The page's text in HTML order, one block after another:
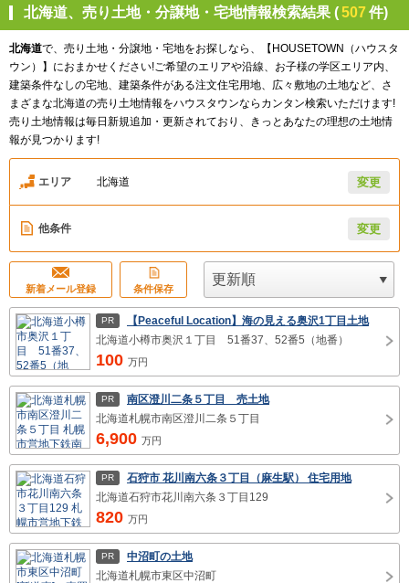
北海道、売り土地・分譲地・宅地情報検索結果 (507件)
北海道で、売り土地・分譲地・宅地をお探しなら、【HOUSETOWN（ハウスタ
ウン）】におまかせください!ご希望のエリアや沿線、お子様の学区エリア内、
建築条件なしの宅地、建築条件がある注文住宅用地、広々敷地の土地など、さ
まざまな北海道の売り土地情報をハウスタウンならカンタン検索いただけます!
売り土地情報は毎日新規追加・更新されており、きっとあなたの理想の土地情
報が見つかります!
エリア 北海道 変更
他条件 変更
新着メール登録 条件保存
PR
【Peaceful Location】海の見える奥沢1丁目土地
北海道小樽市奥沢１丁目 51番37、52番5（地番）
100 万円
PR
南区澄川二条５丁目 売土地
北海道札幌市南区澄川二条５丁目
6,900 万円
PR
石狩市 花川南六条３丁目（麻生駅） 住宅用地
北海道石狩市花川南六条３丁目129
820 万円
PR
中沼町の土地
北海道札幌市東区中沼町